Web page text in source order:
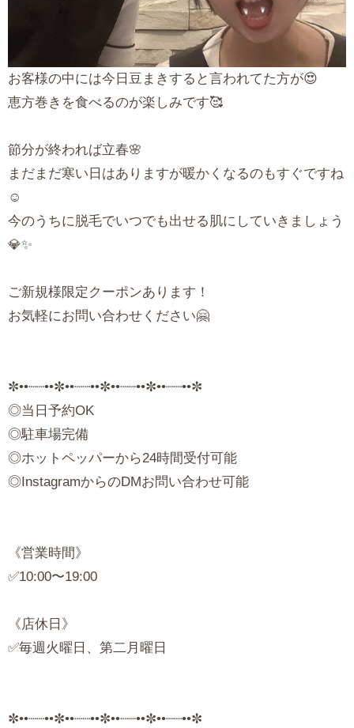
お客様の中には今日豆まきすると言われてた方が😍
恵方巻きを食べるのが楽しみです🥰
節分が終われば立春🌸
まだまだ寒い日はありますが暖かくなるのもすぐですね
☺️
今のうちに脱毛でいつでも出せる肌にしていきましょう
💎✨
ご新規様限定クーポンあります！
お気軽にお問い合わせください🤗
✼••┈┈••✼••┈┈••✼••┈┈••✼••┈┈••✼
◎当日予約OK
◎駐車場完備
◎ホットペッパーから24時間受付可能
◎InstagramからのDMお問い合わせ可能
《営業時間》
✅10:00〜19:00
《店休日》
✅毎週火曜日、第二月曜日
✼••┈┈••✼••┈┈••✼••┈┈••✼••┈┈••✼